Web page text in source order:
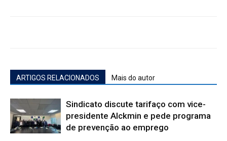
ARTIGOS RELACIONADOS Mais do autor
Sindicato discute tarifaço com vice-
presidente Alckmin e pede programa
de prevenção ao emprego